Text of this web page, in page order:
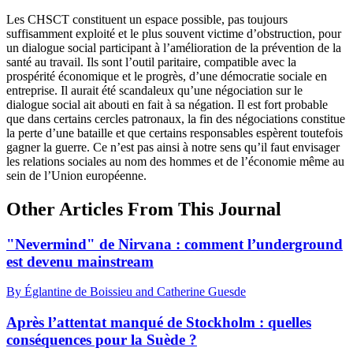
Les CHSCT constituent un espace possible, pas toujours
suffisamment exploité et le plus souvent victime d’obstruction, pour
un dialogue social participant à l’amélioration de la prévention de la
santé au travail. Ils sont l’outil paritaire, compatible avec la
prospérité économique et le progrès, d’une démocratie sociale en
entreprise. Il aurait été scandaleux qu’une négociation sur le
dialogue social ait abouti en fait à sa négation. Il est fort probable
que dans certains cercles patronaux, la fin des négociations constitue
la perte d’une bataille et que certains responsables espèrent toutefois
gagner la guerre. Ce n’est pas ainsi à notre sens qu’il faut envisager
les relations sociales au nom des hommes et de l’économie même au
sein de l’Union européenne.
Other Articles From This Journal
"Nevermind" de Nirvana : comment l’underground
est devenu mainstream
By Églantine de Boissieu and Catherine Guesde
Après l’attentat manqué de Stockholm : quelles
conséquences pour la Suède ?